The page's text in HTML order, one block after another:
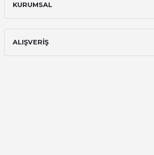
KURUMSAL
ALIŞVERİŞ